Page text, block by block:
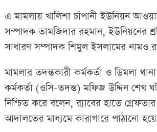
এ মামলায় খালিশা চাঁপানী ইউনিয়ন
সম্পাদক তামজিদার রহমান, ইউনিয়নের
সাধারণ সম্পাদক শিমুল ইসলামের নামও
মামলার তদন্তকারী কর্মকর্তা ও ডিমলা থানা
কর্মকর্তা (ওসি-তদন্ত) মফিজ উদ্দিন শেখ
নিশ্চিত করে বলেন, র‌্যাবের হাতে
আদালতের মাধ্যমে কারাগারে পাঠানো